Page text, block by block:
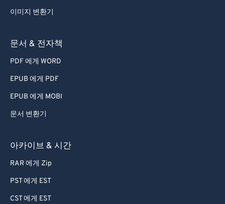
이미지 변환기
문서 & 전자책
PDF 에게 WORD
EPUB 에게 PDF
EPUB 에게 MOBI
문서 변환기
아카이브 & 시간
RAR 에게 Zip
PST 에게 EST
CST 에게 EST